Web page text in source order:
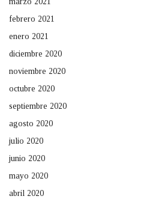
febrero 2021
enero 2021
diciembre 2020
noviembre 2020
octubre 2020
septiembre 2020
agosto 2020
julio 2020
junio 2020
mayo 2020
abril 2020